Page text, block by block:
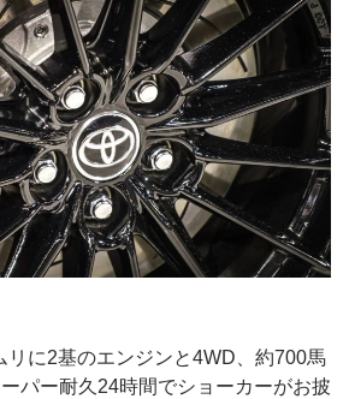
リに2基のエンジンと4WD、約700馬
パー耐久24時間でショーカーがお披